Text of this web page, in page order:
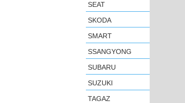
SEAT
SKODA
SMART
SSANGYONG
SUBARU
SUZUKI
TAGAZ